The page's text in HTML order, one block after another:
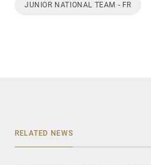
JUNIOR NATIONAL TEAM - FR
RELATED NEWS